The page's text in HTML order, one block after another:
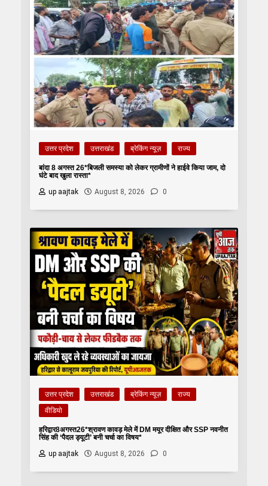
उत्तर प्रदेश उत्तराखंड ब्रेकिंग न्यूज़ राज्य
बांदा 8 अगस्त 26*बिजली समस्या को लेकर ग्रामीणों ने हाईवे किया जाम, दो
घंटे बाद खुला रास्ता*
up aajtak
August 8, 2026 0
उत्तर प्रदेश उत्तराखंड ब्रेकिंग न्यूज़
राज्य
वीडियो
हरिद्वार8अगस्त26*श्रावण कावड़ मेले में DM मयूर दीक्षित और SSP नवनीत
सिंह की ‘पैदल ड्यूटी’ बनी चर्चा का विषय*
up aajtak
August 8, 2026 0